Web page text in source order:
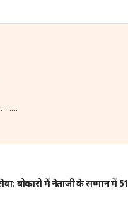
बोकारो में नेताजी के सम्मान में 51